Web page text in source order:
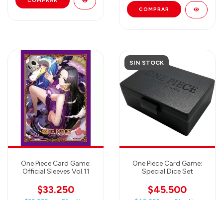
One Piece Card Game:
Official Sleeves Vol.11
$33.250
SIN STOCK
One Piece Card Game:
Special Dice Set
$45.500